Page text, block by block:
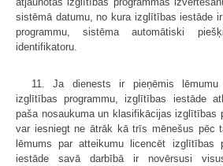
sistēmā datumu, no kura izglītības iestāde
programmu, sistēma automātiski
identifikatoru.
11. Ja dienests ir pieņēmis lēmumu
izglītības programmu, izglītības iestāde
paša nosaukuma un klasifikācijas izglītības
var iesniegt ne ātrāk kā trīs mēnešus pēc
lēmums par atteikumu licencēt izglītības
iestāde savā darbībā ir novērsusi